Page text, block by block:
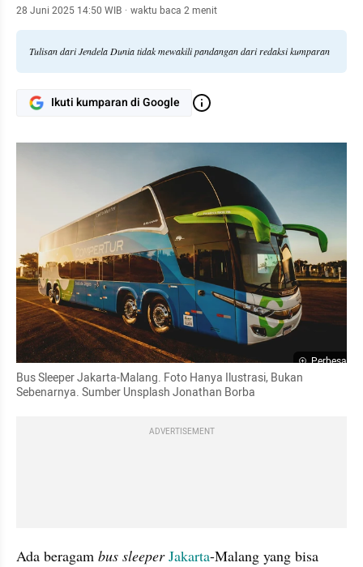
28 Juni 2025 14:50 WIB · waktu baca 2 menit
Tulisan dari Jendela Dunia tidak mewakili pandangan dari redaksi kumparan
Ikuti kumparan di Google
Perbesar
Bus Sleeper Jakarta-Malang. Foto Hanya Ilustrasi, Bukan
Sebenarnya. Sumber Unsplash Jonathan Borba
ADVERTISEMENT
Ada beragam bus sleeper Jakarta-Malang yang bisa